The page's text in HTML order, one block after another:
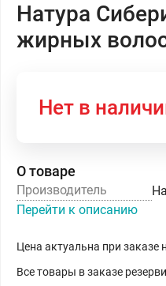
Натура
жирных
Нет в
О товаре
Производитель
Перейти к описанию
Цена актуальна при заказе
Все товары в заказе